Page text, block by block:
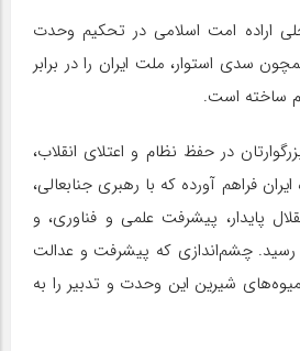
اراده امت اسلامی در تحکیم وحدت
سدی استوار، ملت ایران را در برابر
ساخته است.
در حفظ نظام و اعتلای انقلاب،
فراهم آورده که با رهبری جنابعالی،
پایدار، پیشرفت علمی و فناوری، و
رسید. چشم‌اندازی که پیشرفت و عدالت
شیرین این وحدت و تدبیر را به